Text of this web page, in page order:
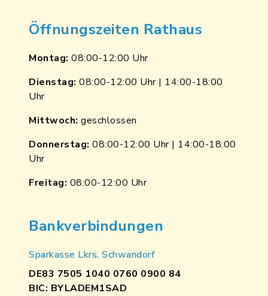
Öffnungszeiten Rathaus
Montag: 08:00-12:00 Uhr
Dienstag: 08:00-12:00 Uhr | 14:00-18:00
Uhr
Mittwoch: geschlossen
Donnerstag: 08:00-12:00 Uhr | 14:00-18:00
Uhr
Freitag: 08:00-12:00 Uhr
Bankverbindungen
Sparkasse Lkrs. Schwandorf
DE83 7505 1040 0760 0900 84
BIC: BYLADEM1SAD